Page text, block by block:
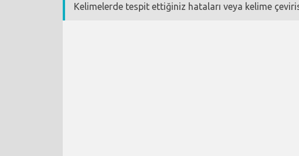
Kelimelerde tespit ettiğiniz hataları veya kelime